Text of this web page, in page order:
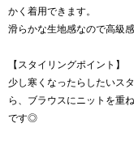
かく着用できます。
滑らかな生地感なので高級
【スタイリングポイント】
少し寒くなったらしたいス
ら、ブラウスにニットを重
です◎